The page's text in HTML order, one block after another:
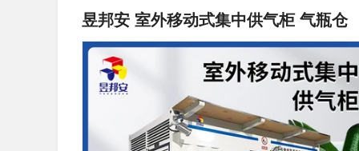
昱邦安 室外移动式集中供气柜 气瓶仓